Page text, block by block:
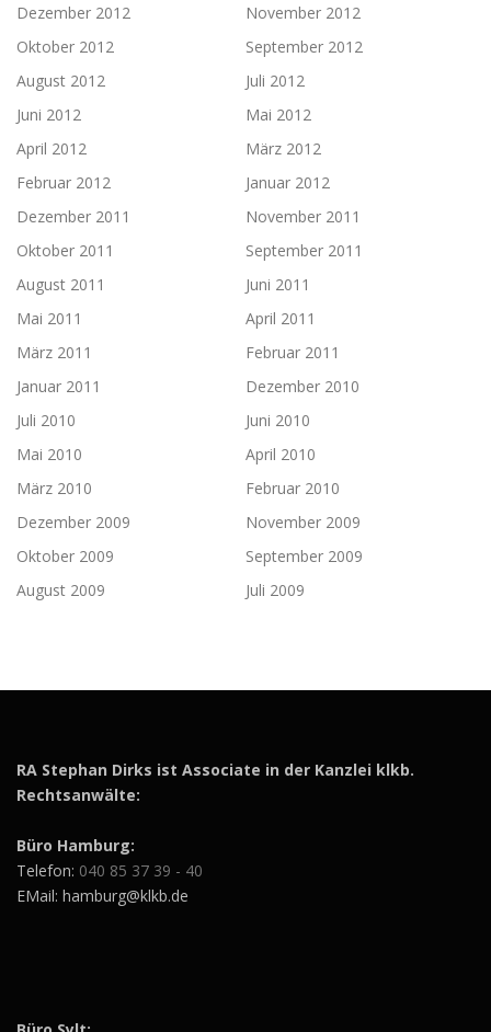
Dezember 2012
November 2012
Oktober 2012
September 2012
August 2012
Juli 2012
Juni 2012
Mai 2012
April 2012
März 2012
Februar 2012
Januar 2012
Dezember 2011
November 2011
Oktober 2011
September 2011
August 2011
Juni 2011
Mai 2011
April 2011
März 2011
Februar 2011
Januar 2011
Dezember 2010
Juli 2010
Juni 2010
Mai 2010
April 2010
März 2010
Februar 2010
Dezember 2009
November 2009
Oktober 2009
September 2009
August 2009
Juli 2009
RA Stephan Dirks ist Associate in der Kanzlei klkb.
Rechtsanwälte:
Büro Hamburg:
Telefon: 040 85 37 39 - 40
EMail: hamburg@klkb.de